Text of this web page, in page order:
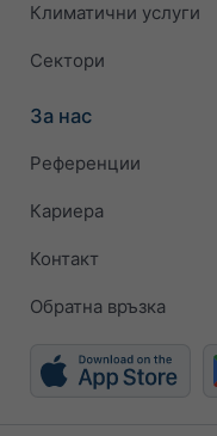
Климатични услуги
Сектори
За нас
Референции
Кариера
Контакт
Обратна връзка